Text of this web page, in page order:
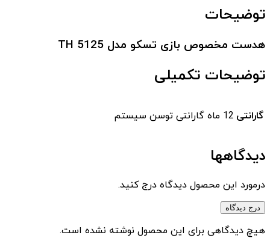
توضیحات
هدست مخصوص بازی تسکو مدل TH 5125
توضیحات تکمیلی
گارانتی 12 ماه گارانتی توسن سیستم
دیدگاهها
درمورد این محصول دیدگاه درج کنید.
درج دیدگاه
هیچ دیدگاهی برای این محصول نوشته نشده است.